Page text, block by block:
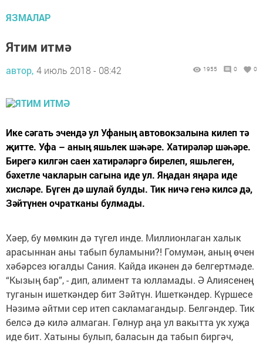
ЯЗМАЛАР
Ятим итмә
автор, 4 июль 2018 - 08:42 1955 0 0
Ике сәгать эчендә ул Уфаның автовокзалына килеп тә
җитте. Уфа – аның яшьлек шәһәре. Хатирәләр шәһәре.
Бирегә килгән саен хатирәләргә бирелеп, яшьлеген,
бәхетле чакларын сагына иде ул. Яңадан яңара иде
хисләре. Бүген дә шулай булды. Тик ничә генә килсә дә,
Зәйтүнен очратканы булмады.
Хәер, бу мөмкин дә түгел инде. Миллионлаган халык
арасыннан аны табып буламыни?! Гомумән, аның өчен
хәбәрсез югалды Сания. Кайда икәнен дә белгертмәде.
“Кызың бар”, - дип, алимент та юлламады. Ә Алиясенең
туганын ишеткәндер бит Зәйтүн. Ишеткәндер. Күршесе
Нәзимә әйтми сер итеп сакламагандыр. Белгәндер. Тик
белсә дә килә алмаган. Гөлнур аңа ул вакытта ук хуҗа
иде бит. Хатыны булып, баласын да табып биргәч,